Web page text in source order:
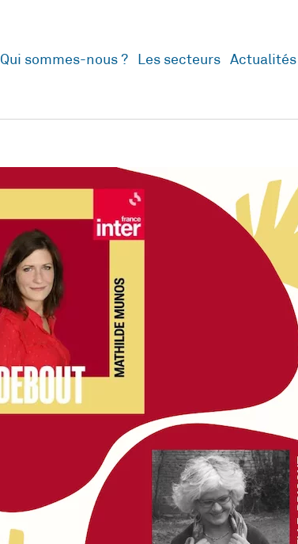
Qui sommes-nous ? Les secteurs Actualités